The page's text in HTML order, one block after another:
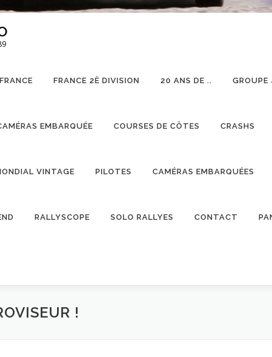
FRANCE 2È DIVISION 20 ANS DE .. GROUPE
EMBARQUÉE COURSES DE CÔTES CRASHS
VINTAGE PILOTES CAMÉRAS EMBARQUÉES
RALLYSCOPE SOLO RALLYES CONTACT
!